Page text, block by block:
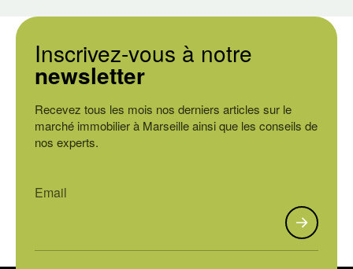
Inscrivez-vous à notre
newsletter
Recevez tous les mois nos derniers articles sur le
marché immobilier à Marseille ainsi que les conseils de
nos experts.